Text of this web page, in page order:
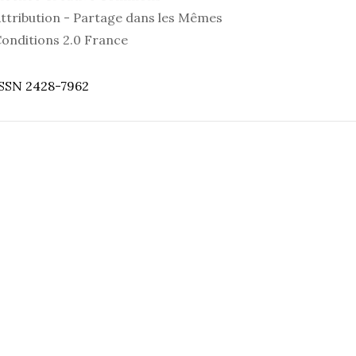
- Partage dans les Mêmes
2.0 France
2428-7962